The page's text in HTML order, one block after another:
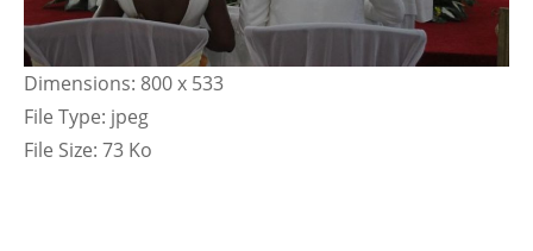
Dimensions: 800 x 533
File Type: jpeg
File Size: 73 Ko